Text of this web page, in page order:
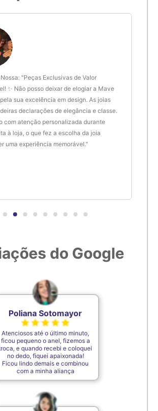
20
22
23
24
28
31
"Peças Exclusivas de Valor
✨ Não posso deixar de elogiar a Mave
sua excelência em design. As joias
declarações de elegância e classe.
com atenção personalizada durante
à loja, o que fez a escolha da joia
uma experiência memorável."
do Google
Poliana Sotomayor
Atenciosos até o último minuto,
ficou pequeno o anel, fizemos a
e quando recebi e coloquei
no dedo, fiquei apaixonada!
Ficou lindo demais e combinou
com a minha aliança